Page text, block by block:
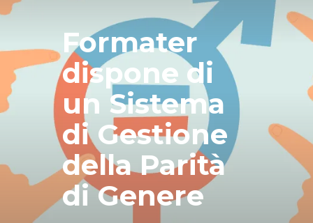
Formater
dispone di
un Sistema
di Gestione
della Parità
di Genere